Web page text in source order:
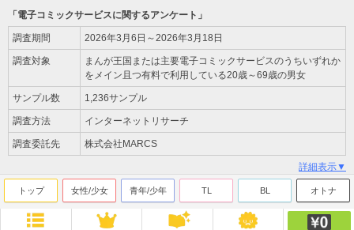
「電子コミックサービスに関するアンケート」
調査期間 2026年3月6日～2026年3月18日
調査対象
まんが王国または主要電子コミックサービスのうちいずれか
をメイン且つ有料で利用している20歳～69歳の男女
サンプル数 1,236サンプル
調査方法 インターネットリサーチ
調査委託先 株式会社MARCS
詳細表示▼
トップ 女性/少女 青年/少年 TL BL オトナ